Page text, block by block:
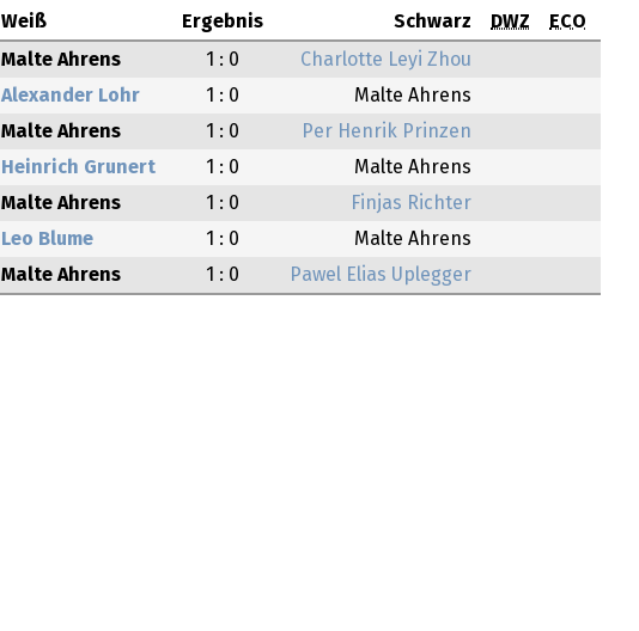
Weiß Ergebnis Schwarz DWZ
ECO
Malte Ahrens 1 : 0
Charlotte Leyi Zhou
Alexander Lohr 1 : 0
Malte Ahrens
Malte Ahrens 1 : 0
Per Henrik Prinzen
Heinrich Grunert 1 : 0
Malte Ahrens
Malte Ahrens 1 : 0
Finjas Richter
Leo Blume 1 : 0
Malte Ahrens
Malte Ahrens 1 : 0 Pawel Elias Uplegger